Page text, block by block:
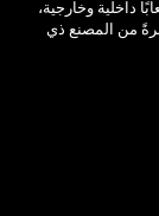
داخلية وخارجية،
من المصنع ذي